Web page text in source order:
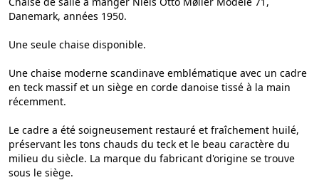
Danemark, années 1950.
Une seule chaise disponible.
Une chaise moderne scandinave emblématique avec un cadre
en teck massif et un siège en corde danoise tissé à la main
récemment.
Le cadre a été soigneusement restauré et fraîchement huilé,
préservant les tons chauds du teck et le beau caractère du
milieu du siècle. La marque du fabricant d'origine se trouve
sous le siège.